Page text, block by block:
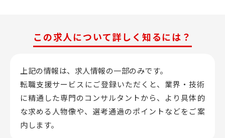
この求人について詳しく知るには？
上記の情報は、求人情報の一部のみです。
転職支援サービスにご登録いただくと、業界・技術
に精通した専門のコンサルタントから、 より具体的
な求める人物像や、選考通過のポイントなどをご案
内します。